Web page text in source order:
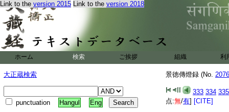
Link to the version 2015 Link to the version 2018
ホーム 検索 ご挨拶 組織 利
大正蔵検索
punctuation Hangul Eng
景徳傳燈録 (No.
333 334 335
点:無/有] [CITE]
世界。
師曰。恰似道者未
曰。此一問最苦
報
此
曰。覓一箇難得。
伴月之意時如何。
坐十二時中是什麼時節
師曰。不被別身謾